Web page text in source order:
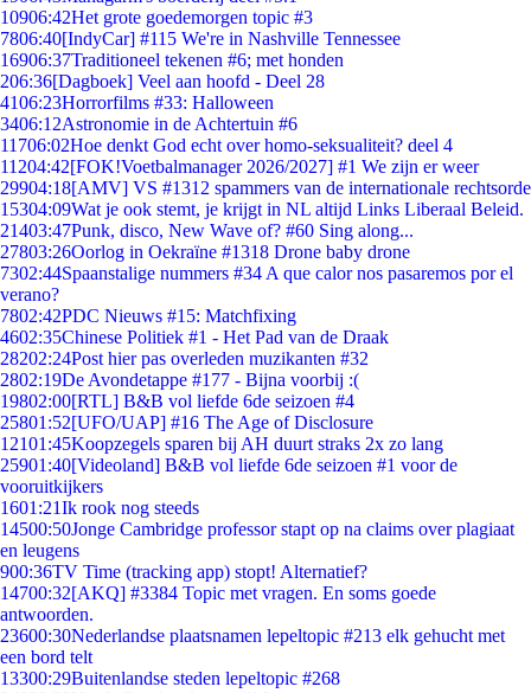
10906:42Het grote goedemorgen topic #3
7806:40[IndyCar] #115 We're in Nashville Tennessee
16906:37Traditioneel tekenen #6; met honden
206:36[Dagboek] Veel aan hoofd - Deel 28
4106:23Horrorfilms #33: Halloween
3406:12Astronomie in de Achtertuin #6
11706:02Hoe denkt God echt over homo-seksualiteit? deel 4
11204:42[FOK!Voetbalmanager 2026/2027] #1 We zijn er weer
29904:18[AMV] VS #1312 spammers van de internationale rechtsorde
15304:09Wat je ook stemt, je krijgt in NL altijd Links Liberaal Beleid.
21403:47Punk, disco, New Wave of? #60 Sing along...
27803:26Oorlog in Oekraïne #1318 Drone baby drone
7302:44Spaanstalige nummers #34 A que calor nos pasaremos por el
verano?
7802:42PDC Nieuws #15: Matchfixing
4602:35Chinese Politiek #1 - Het Pad van de Draak
28202:24Post hier pas overleden muzikanten #32
2802:19De Avondetappe #177 - Bijna voorbij :(
19802:00[RTL] B&B vol liefde 6de seizoen #4
25801:52[UFO/UAP] #16 The Age of Disclosure
12101:45Koopzegels sparen bij AH duurt straks 2x zo lang
25901:40[Videoland] B&B vol liefde 6de seizoen #1 voor de
vooruitkijkers
1601:21Ik rook nog steeds
14500:50Jonge Cambridge professor stapt op na claims over plagiaat
en leugens
900:36TV Time (tracking app) stopt! Alternatief?
14700:32[AKQ] #3384 Topic met vragen. En soms goede
antwoorden.
23600:30Nederlandse plaatsnamen lepeltopic #213 elk gehucht met
een bord telt
13300:29Buitenlandse steden lepeltopic #268